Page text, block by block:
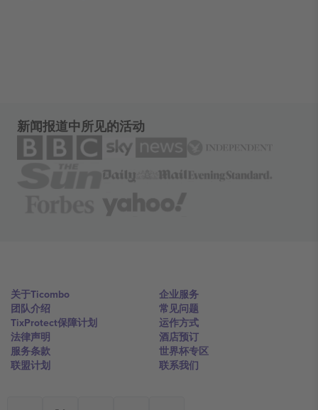
新闻报道中所见的活动
关于Ticombo
团队介绍
TixProtect保障计划
法律声明
服务条款
联盟计划
企业服务
常见问题
运作方式
酒店预订
世界杯专区
联系我们